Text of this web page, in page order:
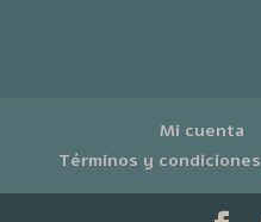
Mi cuenta
Términos y condiciones